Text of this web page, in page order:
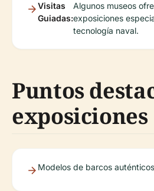
Visitas
Guiadas:
Algunos museos
exposiciones
tecnología naval.
Puntos
exposiciones
Modelos de barcos